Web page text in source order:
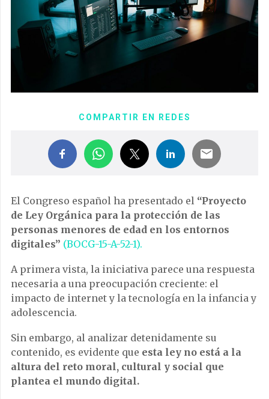
COMPARTIR EN REDES
El Congreso español ha presentado el “Proyecto
de Ley Orgánica para la protección de las
personas menores de edad en los entornos
digitales” (BOCG-15-A-52-1).
A primera vista, la iniciativa parece una respuesta
necesaria a una preocupación creciente: el
impacto de internet y la tecnología en la infancia y
adolescencia.
Sin embargo, al analizar detenidamente su
contenido, es evidente que esta ley no está a la
altura del reto moral, cultural y social que
plantea el mundo digital.